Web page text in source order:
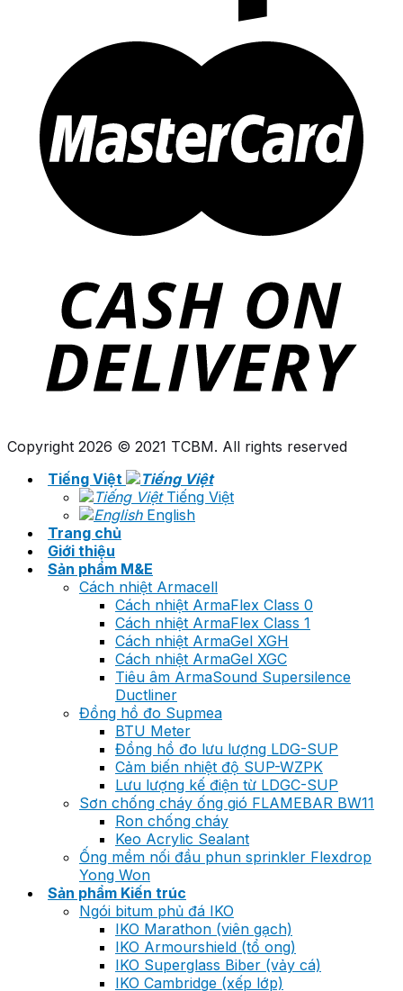
Copyright 2026 © 2021 TCBM. All rights reserved
Tiếng Việt
Tiếng Việt
English
Trang chủ
Giới thiệu
Sản phẩm M&E
Cách nhiệt Armacell
Cách nhiệt ArmaFlex Class 0
Cách nhiệt ArmaFlex Class 1
Cách nhiệt ArmaGel XGH
Cách nhiệt ArmaGel XGC
Tiêu âm ArmaSound Supersilence
Ductliner
Đồng hồ đo Supmea
BTU Meter
Đồng hồ đo lưu lượng LDG-SUP
Cảm biến nhiệt độ SUP-WZPK
Lưu lượng kế điện từ LDGC-SUP
Sơn chống cháy ống gió FLAMEBAR BW11
Ron chống cháy
Keo Acrylic Sealant
Ống mềm nối đầu phun sprinkler Flexdrop
Yong Won
Sản phẩm Kiến trúc
Ngói bitum phủ đá IKO
IKO Marathon (viên gạch)
IKO Armourshield (tổ ong)
IKO Superglass Biber (vảy cá)
IKO Cambridge (xếp lớp)